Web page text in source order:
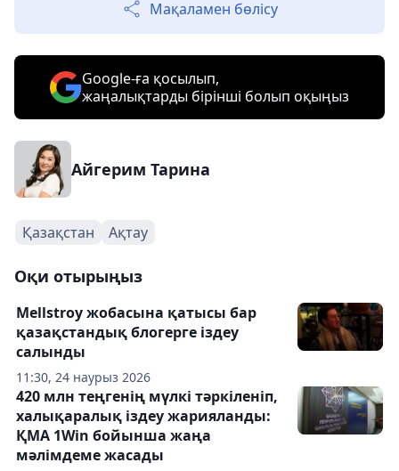
Мақаламен бөлісу
Google-ға қосылып,
жаңалықтарды бірінші болып оқыңыз
Айгерим Тарина
Қазақстан Ақтау
Оқи отырыңыз
11:30, 24 наурыз 2026
Mellstroy жобасына қатысы бар
қазақстандық блогерге іздеу
салынды
420 млн теңгенің мүлкі тәркіленіп,
халықаралық іздеу жарияланды:
ҚМА 1Win бойынша жаңа
мәлімдеме жасады